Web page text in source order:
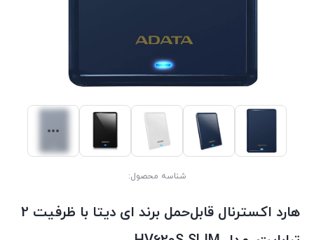
شناسه محصول:
هارد اکسترنال قابل‌حمل برند ای دیتا با ظرفیت 2